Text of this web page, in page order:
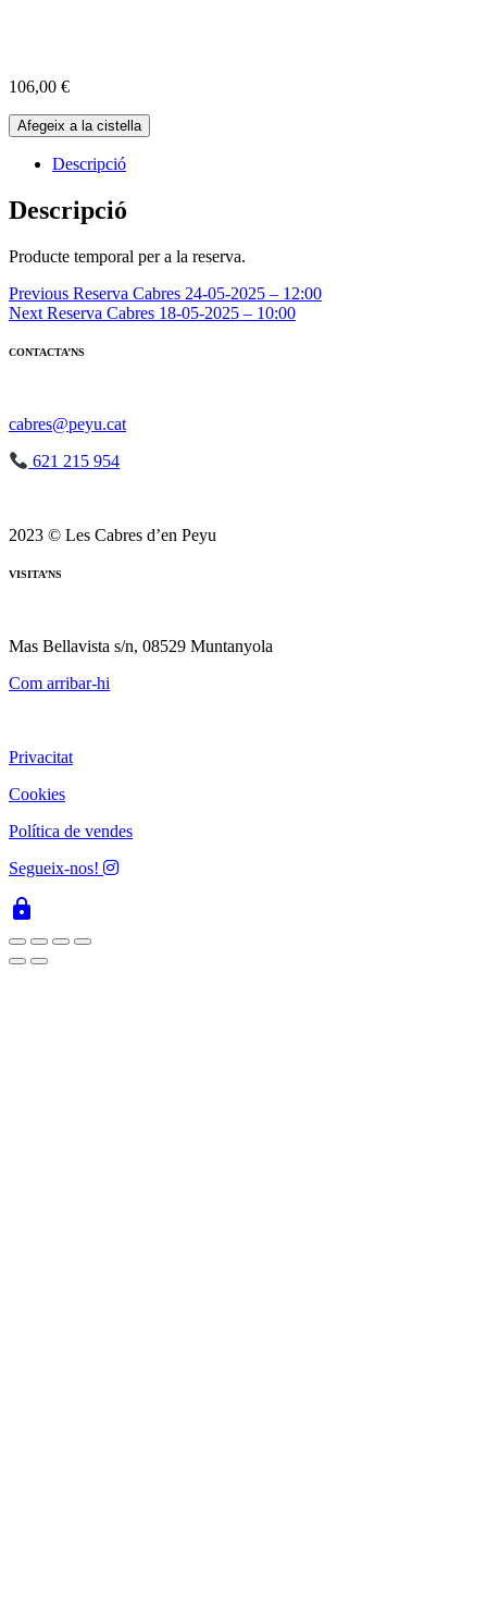
106,00 €
quantitat
de
Reserva
18-
05-
-
Afegeix a la cistella
Descripció
Descripció
Producte temporal per a la reserva.
Navegació
d'entrades
Previous Reserva Cabres 24-05-2025 – 12:00
Next Reserva Cabres 18-05-2025 – 10:00
CONTACTA’NS
cabres@peyu.cat
621 215 954
2023 © Les Cabres d’en Peyu
VISITA’NS
Mas Bellavista s/n, 08529 Muntanyola
Com arribar-hi
Privacitat
Cookies
Política de vendes
Segueix-nos!
lock